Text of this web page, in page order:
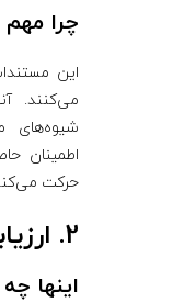
چرا
این
می‌کنند.
شیوه‌های
اطمینان
حرکت
2. ارزیابی‌های ریسک
اینها